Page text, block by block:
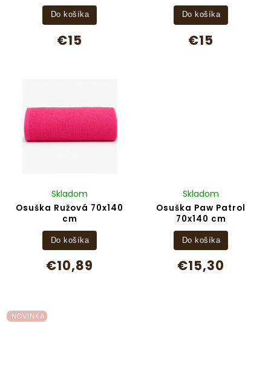
€15
Do košíka
€15
Do košíka
Osuška Ružová 70x140
cm
Skladom
€10,89
Do košíka
Osuška Paw Patrol
70x140 cm
Skladom
€15,30
Do košíka
NOVINKA